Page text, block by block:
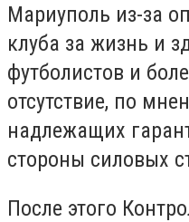
Мариуполь из-за
клуба за жизнь и
футболистов и
отсутствие, по
надлежащих
стороны силовых
После этого